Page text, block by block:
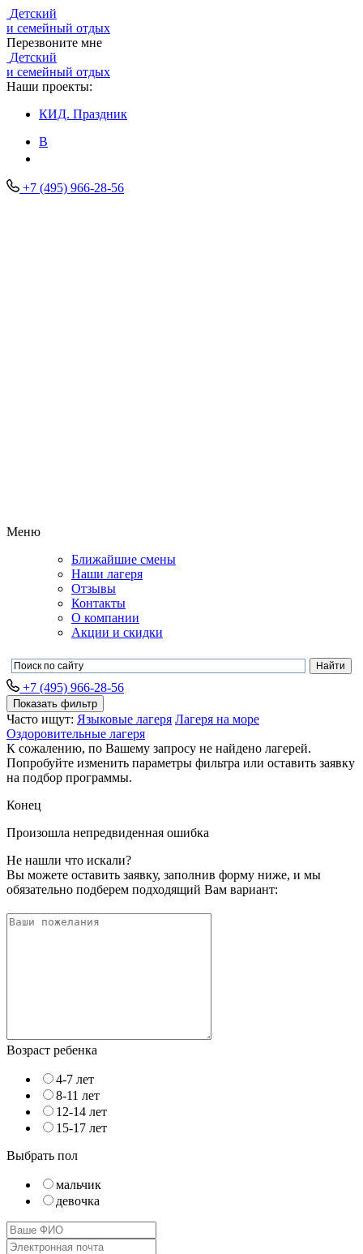
Детский
и семейный отдых
Перезвоните мне
Детский
и семейный отдых
Наши проекты:
КИД. Праздник
В
+7 (495) 966-28-56
Меню
Ближайшие смены
Наши лагеря
Отзывы
Контакты
О компании
Акции и скидки
+7 (495) 966-28-56
Показать фильтр
Часто ищут: Языковые лагеря Лагеря на море
Оздоровительные лагеря
К сожалению, по Вашему запросу не найдено лагерей.
Попробуйте изменить параметры фильтра или оставить заявку
на подбор программы.
Конец
Произошла непредвиденная ошибка
Не нашли что искали?
Вы можете оставить заявку, заполнив форму ниже, и мы
обязательно подберем подходящий Вам вариант:
Возраст ребенка
4-7 лет
8-11 лет
12-14 лет
15-17 лет
Выбрать пол
мальчик
девочка